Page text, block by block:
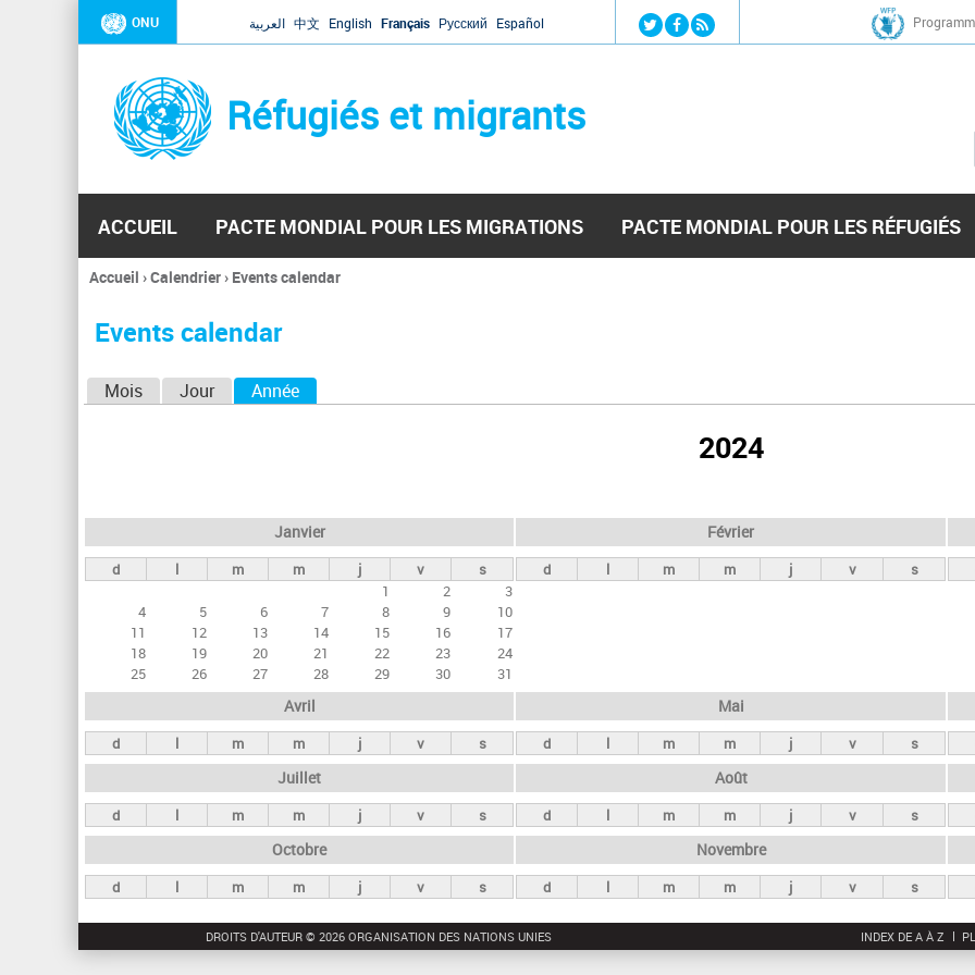
Jump to navigation
ONU العربية 中文 English Français Русский Español
Réfugiés et migrants
ACCUEIL PACTE MONDIAL POUR LES MIGRATIONS PACTE MONDIAL POUR LES RÉFUGIÉS
Vous
ici
Accueil ›Calendrier› Events calendar
Events calendar
e
t
s
n
c
i
p
a
x
Mois Jour Année
2024
Janvier
d l m m j v
s
1
2
3
4
5 6 7 8 9
10
11
12 13 14 15 16
17
18
19 20 21 22 23
24
25
26 27 28 29 30 31
Février
d l m m j v s
Avril
d l m m j v s
Mai
d l m m j v s
Juillet
d l m m j v s
Août
d l m m j v s
Octobre
d l m m j v s
Novembre
d l m m j v s
DROITS D'AUTEUR © 2026 ORGANISATION DES NATIONS UNIES INDEX DE A À Z